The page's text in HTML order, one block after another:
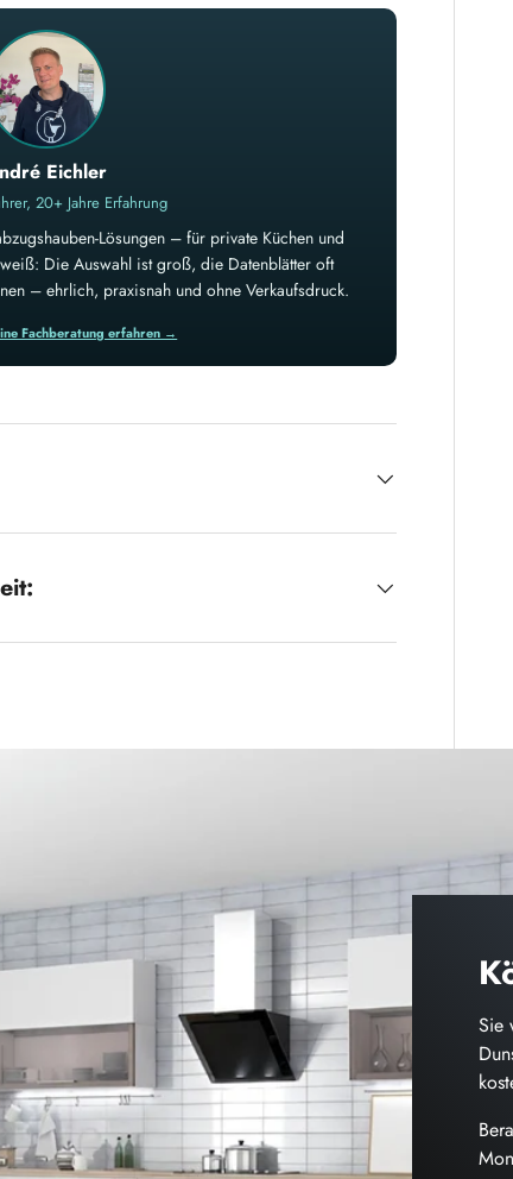
Eichler
20+ Jahre Erfahrung
Lösungen – für private Küchen und
Die Auswahl ist groß, die Datenblätter oft
– ehrlich, praxisnah und ohne Verkaufsdruck.
Fachberatung erfahren →
Sie